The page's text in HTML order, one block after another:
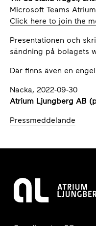
Microsoft Teams
Click here to join the
Presentationen och
sändning på bolagets
Där finns även en
Nacka, 2022-09-30
Atrium Ljungberg AB
Pressmeddelande